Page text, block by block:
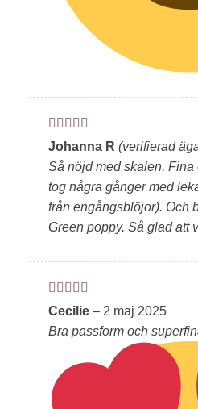
Betygsatt5
av 5
Johanna R (verifierad
Så nöjd med skalen. Fina
tog några gånger med
från engångsblöjor). Och
Green poppy. Så glad att
Betygsatt
5
Cecilie – 2 maj 2025
Bra passform och